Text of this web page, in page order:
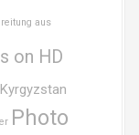
aus
on HD
Kyrgyzstan
Photo